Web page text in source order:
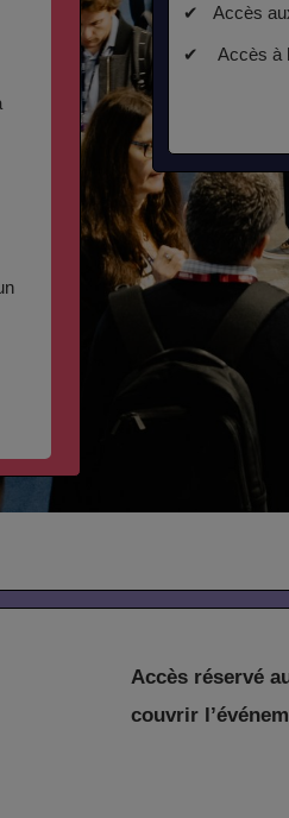
✔ Accès
✔ Accès à
Accès réservé
couvrir